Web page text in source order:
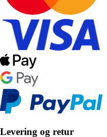
Levering og retur